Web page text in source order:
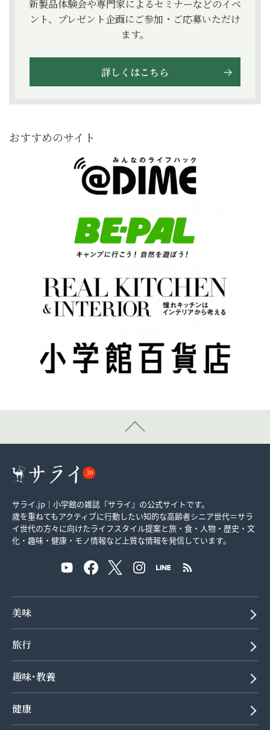
新製品体験会や専門家によるセミナーなどのイベ
ント、プレゼント企画にご参加・ご応募いただけ
ます。
詳しくはこちら
おすすめのサイト
サライ.jp｜小学館の雑誌『サライ』の公式サイトです。
歳を重ねてもアクティブに行動したい知的な高齢者シニア世代＝サラ
イ世代の方々に向けたライフスタイル提案と旅・食・人物・歴史・文
化・趣味・健康・モノ情報など上質な情報を発信しています。
美味
旅行
趣味･教養
健康